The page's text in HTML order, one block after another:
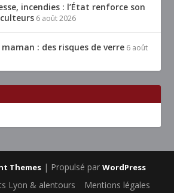
incendies : l’État renforce son
6 août 2026
: des risques de verre 6 août
Themes| Propulsé par WordPress
Lyon & alentours
Mentions légales